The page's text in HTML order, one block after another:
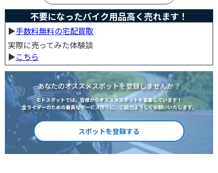
不要になったバイク用品高く売れます！
▶︎手数料無料の宅配買取
実際に売ってみた体験談
▶︎こちら
あなたのオススメスポットを登録しませんか？
モトスポットでは、皆様からオススメスポットを募集しています！
全ライダーのための最高なサービス作りに、ご協力よろしくお願いいたします。
スポットを登録する